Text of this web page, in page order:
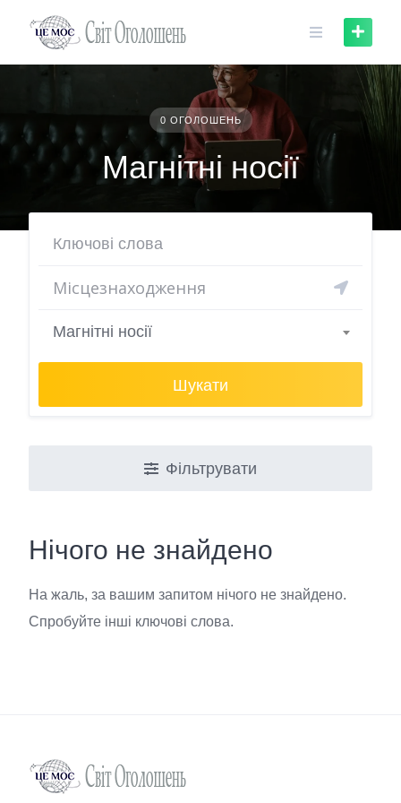
0 ОГОЛОШЕНЬ
Магнітні носії
Магнітні носії
Шукати
Фільтрувати
Нічого не знайдено
На жаль, за вашим запитом нічого не знайдено.
Спробуйте інші ключові слова.